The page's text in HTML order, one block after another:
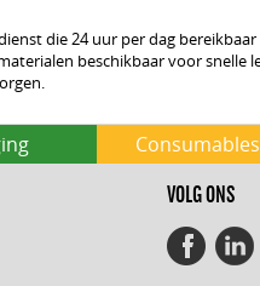
die 24 uur per dag bereikbaar
beschikbaar voor snelle
Consumables
VOLG ONS